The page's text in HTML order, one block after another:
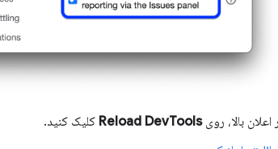
اعلان بالا، رویReload DevTools کلیک کنید.